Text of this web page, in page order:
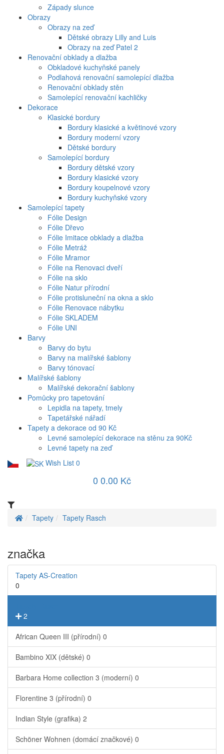
Západy slunce
Obrazy
Obrazy na zeď
Dětské obrazy Lilly and Luis
Obrazy na zeď Patel 2
Renovační obklady a dlažba
Obkladové kuchyňské panely
Podlahová renovační samolepící dlažba
Renovační obklady stěn
Samolepící renovační kachličky
Dekorace
Klasické bordury
Bordury klasické a květinové vzory
Bordury moderní vzory
Dětské bordury
Samolepící bordury
Bordury dětské vzory
Bordury klasické vzory
Bordury koupelnové vzory
Bordury kuchyňské vzory
Samolepící tapety
Fólie Design
Fólie Dřevo
Fólie Imitace obklady a dlažba
Fólie Metráž
Fólie Mramor
Fólie na Renovaci dveří
Fólie na sklo
Fólie Natur přírodní
Fólie protisluneční na okna a sklo
Fólie Renovace nábytku
Fólie SKLADEM
Fólie UNI
Barvy
Barvy do bytu
Barvy na malířské šablony
Barvy tónovací
Malířské šablony
Malířské dekorační šablony
Pomůcky pro tapetování
Lepidla na tapety, tmely
Tapetářské nářadí
Tapety a dekorace od 90 Kč
Levné samolepící dekorace na stěnu za 90Kč
Levné tapety na zeď
Wish List 0
0 0.00 Kč
Tapety Tapety Rasch
značka
Tapety AS-Creation
0
2
African Queen III (přírodní) 0
Bambino XIX (dětské) 0
Barbara Home collection 3 (moderní) 0
Florentine 3 (přírodní) 0
Indian Style (grafika) 2
Schöner Wohnen (domácí značkové) 0